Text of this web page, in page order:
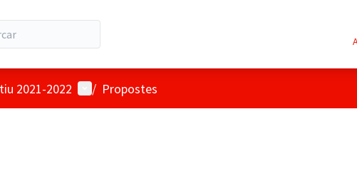
2021-2022 Menú d'usuari
/ Propostes